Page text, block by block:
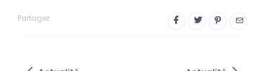
Partagez